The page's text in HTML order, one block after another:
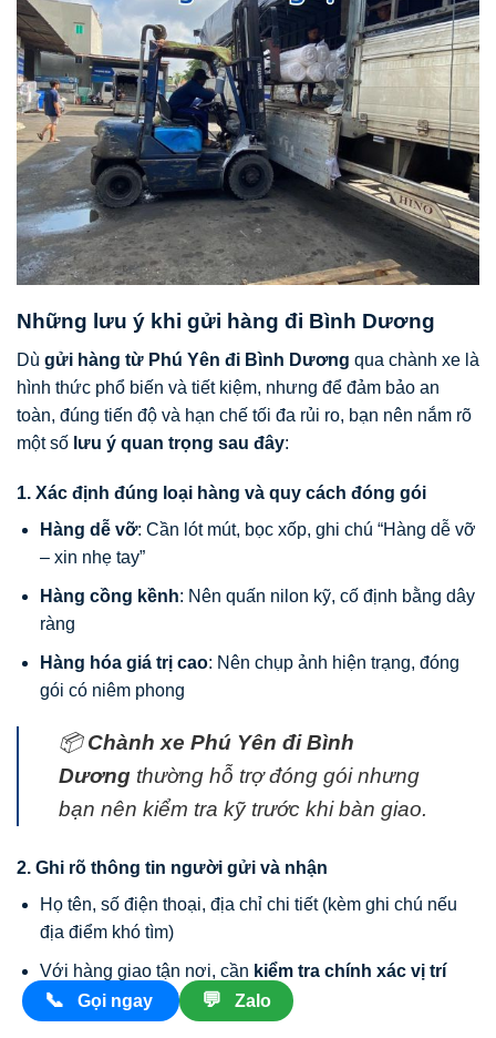
Những lưu ý khi gửi hàng đi Bình Dương
Dù gửi hàng từ Phú Yên đi Bình Dương qua chành xe là
hình thức phổ biến và tiết kiệm, nhưng để đảm bảo an
toàn, đúng tiến độ và hạn chế tối đa rủi ro, bạn nên nắm rõ
một số lưu ý quan trọng sau đây:
1. Xác định đúng loại hàng và quy cách đóng gói
Hàng dễ vỡ: Cần lót mút, bọc xốp, ghi chú “Hàng dễ vỡ
– xin nhẹ tay”
Hàng cồng kềnh: Nên quấn nilon kỹ, cố định bằng dây
ràng
Hàng hóa giá trị cao: Nên chụp ảnh hiện trạng, đóng
gói có niêm phong
📦Chành xe Phú Yên đi Bình
Dương thường hỗ trợ đóng gói nhưng
bạn nên kiểm tra kỹ trước khi bàn giao.
2. Ghi rõ thông tin người gửi và nhận
Họ tên, số điện thoại, địa chỉ chi tiết (kèm ghi chú nếu
địa điểm khó tìm)
Với hàng giao tận nơi, cần kiểm tra chính xác vị trí
giao hàng trên Google Maps
📞 Gọi ngay 💬 Zalo